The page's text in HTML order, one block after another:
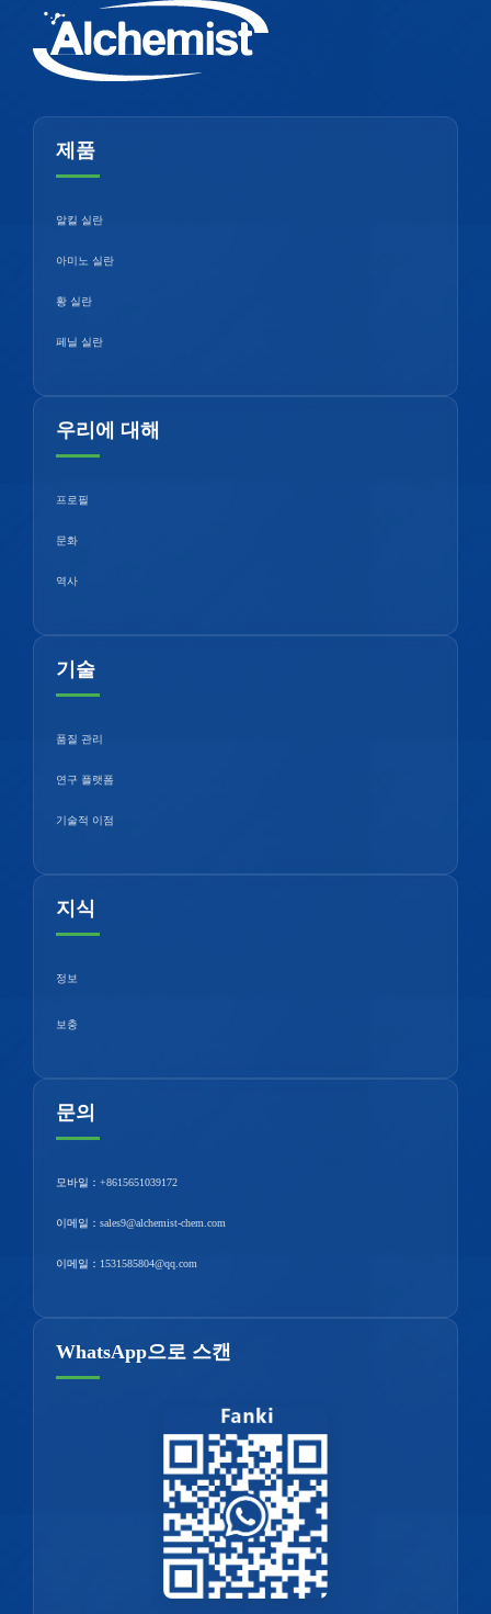
제품
알킬 실란
아미노 실란
황 실란
페닐 실란
우리에 대해
프로필
문화
역사
기술
품질 관리
연구 플랫폼
기술적 이점
지식
정보
보충
문의
모바일： +8615651039172
이메일： sales9@alchemist-chem.com
이메일： 1531585804@qq.com
WhatsApp으로 스캔